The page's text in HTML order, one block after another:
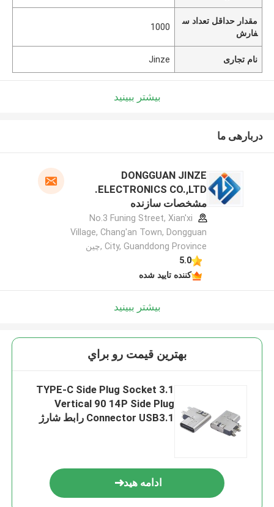
مقدار حداقل تعداد س
فارش
1000
نام تجاری Jinze
بیشتر ببینید
دربارهی ما
DONGGUAN JINZE
ELECTRONICS CO.,LTD.
مشخصات سازنده
No.3 Funing Street, Xian'xi
Village, Chang'an Town, Dongguan
City, Guanddong Province ,چین
5.0
کننده تایید شده
بیشتر ببینید
بهترين قيمت رو براي
3.1 TYPE-C Side Plug Socket
Vertical 90 14P Side Plug
Connector USB3.1 رابط شارژ
ادامه هید